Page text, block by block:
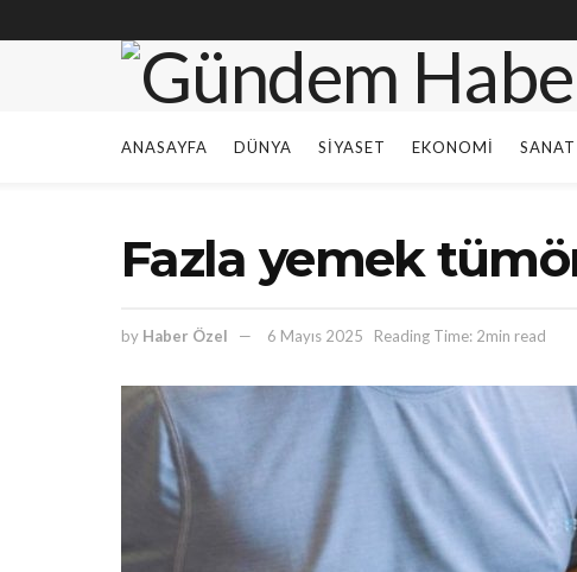
ANASAYFA DÜNYA SIYASET EKONOMI SANAT
Fazla yemek
by Haber Özel 6 Mayıs 2025 Reading Time: 2min read